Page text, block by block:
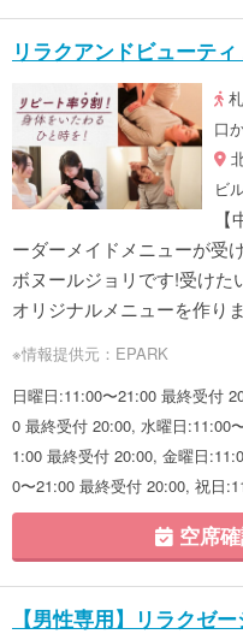
リラクアンドビューテ
口
ビ
ーダーメイドメニューが受
ボヌールジョリです!受けた
オリジナルメニューを作り
※情報提供元：EPARK
日曜日:11:00〜21:00 最終受付
0 最終受付 20:00, 水曜日:11:00
1:00 最終受付 20:00, 金曜日
0〜21:00 最終受付 20:00, 祝日
空席
【男性専用】リラクゼ